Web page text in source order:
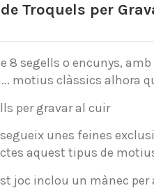
Troquels per
8 segells o encunys,
motius clàssics alhora
per gravar al cuir
unes feines
aquest tipus de
joc inclou un mànec per